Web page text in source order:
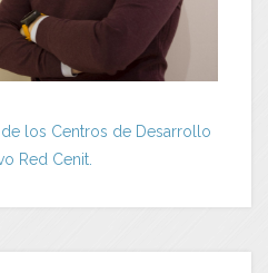
los Centros de Desarrollo
Red Cenit.